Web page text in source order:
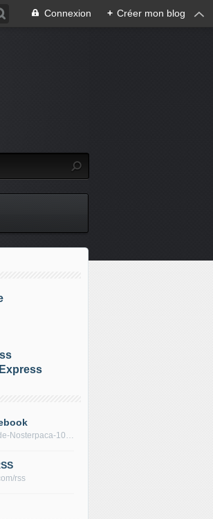
Connexion + Créer mon blog
//facebook.com/La-voix-de-Nosterpaca-106434384284735
rss